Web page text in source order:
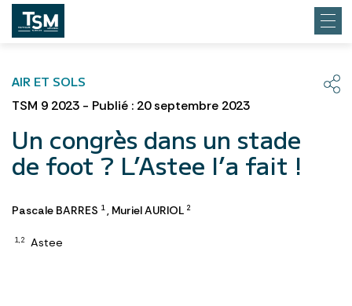
AIR ET SOLS
TSM 9 2023 - Publié : 20 septembre 2023
Un congrès dans un stade
de foot ? L’Astee l’a fait !
Pascale BARRES 1 , Muriel AURIOL 2
1,2 Astee